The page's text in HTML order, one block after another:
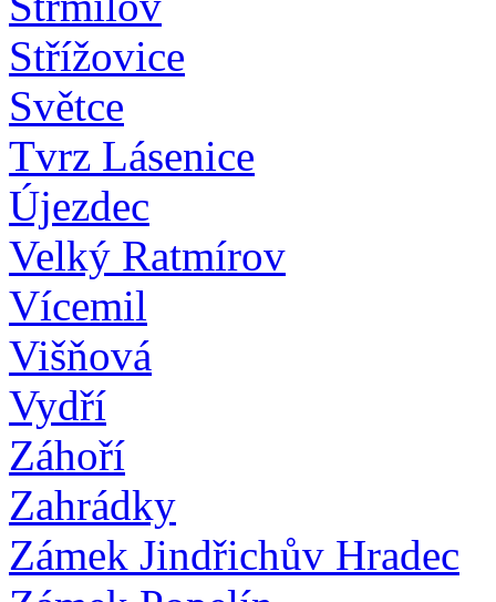
Střížovice
Světce
Tvrz Lásenice
Újezdec
Velký Ratmírov
Vícemil
Višňová
Vydří
Záhoří
Zahrádky
Zámek Jindřichův Hradec